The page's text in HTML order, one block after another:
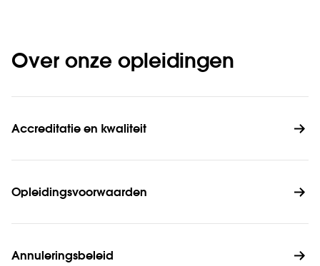
Over onze opleidingen
Accreditatie en kwaliteit
Opleidingsvoorwaarden
Annuleringsbeleid